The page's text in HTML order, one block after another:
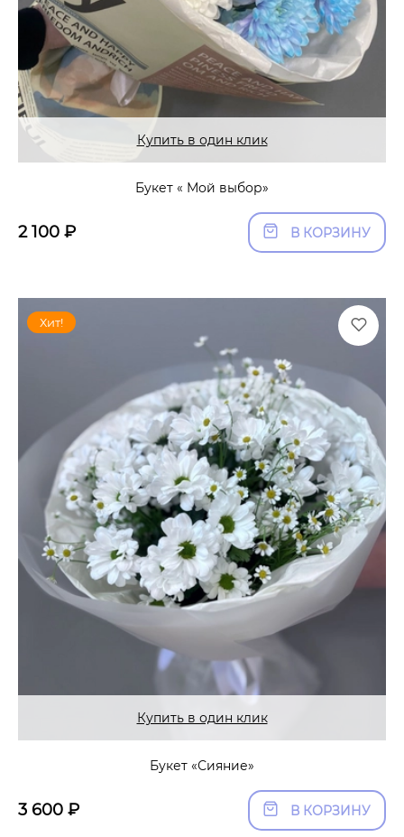
Купить в один клик
Букет « Мой выбор»
2 100 ₽ В КОРЗИНУ
Хит!
Купить в один клик
Букет «Сияние»
3 600 ₽ В КОРЗИНУ